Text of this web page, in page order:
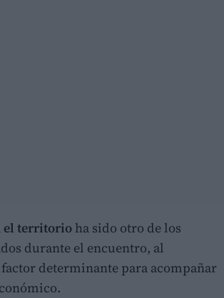
el territorioha sido otro de los
durante el encuentro, al
determinante para acompañar